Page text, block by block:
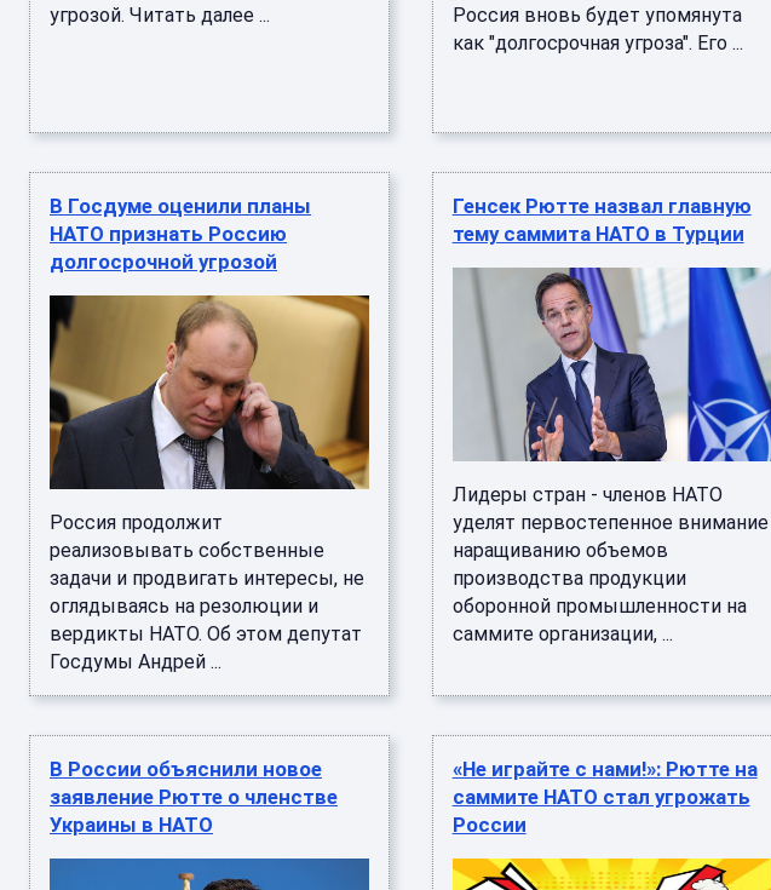
угрозой. Читать далее ...
Россия вновь будет упомянута
как "долгосрочная угроза". Его ...
В Госдуме оценили планы
НАТО признать Россию
долгосрочной угрозой
Россия продолжит
реализовывать собственные
задачи и продвигать интересы, не
оглядываясь на резолюции и
вердикты НАТО. Об этом депутат
Госдумы Андрей ...
Генсек Рютте назвал главную
тему саммита НАТО в Турции
Лидеры стран - членов НАТО
уделят первостепенное внимание
наращиванию объемов
производства продукции
оборонной промышленности на
саммите организации, ...
В России объяснили новое
заявление Рютте о членстве
Украины в НАТО
«Не играйте с нами!»: Рютте на
саммите НАТО стал угрожать
России